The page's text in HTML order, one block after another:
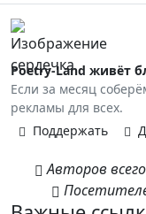
Poetry-Land живёт
Если за месяц
рекламы для всех.
Поддержать
Авторов